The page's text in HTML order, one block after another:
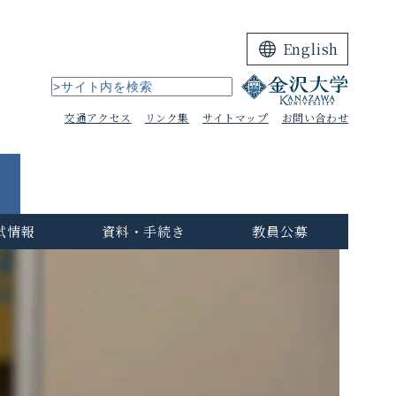
English
交通アクセス リンク集 サイトマップ お問い合わせ
情報 資料・手続き 教員公募